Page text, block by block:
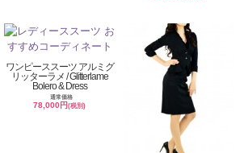
ワンピーススーツ アルミグ
リッターラメ / Glitterlame
Bolero & Dress
通常価格
78,000円(税別)